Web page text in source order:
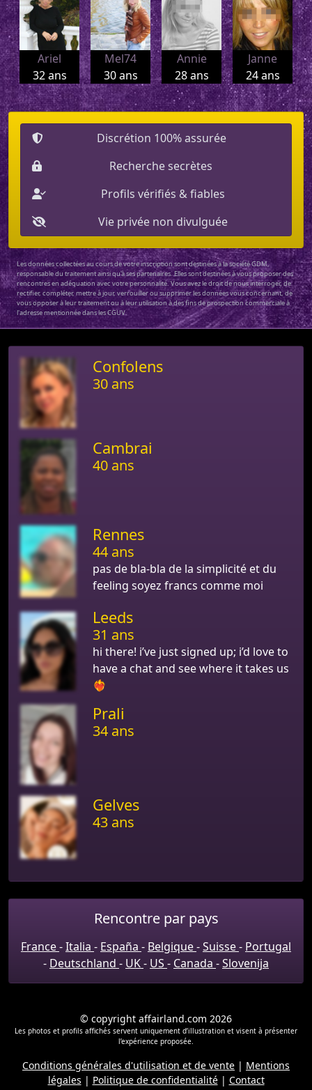
Ariel
32 ans
Mel74
30 ans
Annie
28 ans
Janne
24 ans
Discrétion 100% assurée
Recherche secrètes
Profils vérifiés & fiables
Vie privée non divulguée
Les données collectées au cours de votre inscription sont destinées à la société GDM,
responsable du traitement ainsi qu'à ses partenaires. Elles sont destinées à vous proposer des
rencontres en adéquation avec votre personnalité. Vous avez le droit de nous interroger, de
rectifier, compléter, mettre à jour, verrouiller ou supprimer les données vous concernant, de
vous opposer à leur traitement ou à leur utilisation à des fins de prospection commerciale à
l'adresse mentionnée dans les CGUV.
Confolens
30 ans
Cambrai
40 ans
Rennes
44 ans
pas de bla-bla de la simplicité et du
feeling soyez francs comme moi
Leeds
31 ans
hi there! i’ve just signed up; i’d love to
have a chat and see where it takes us
❤️‍🔥
Prali
34 ans
Gelves
43 ans
Rencontre par pays
France-Italia - España - Belgique-Suisse- Portugal
- Deutschland - UK- US - Canada -Slovenija
© copyright affairland.com 2026
Les photos et profils affichés servent uniquement d’illustration et visent à présenter
l’expérience proposée.
Conditions générales d'utilisation et de vente | Mentions
légales | Politique de confidentialité | Contact